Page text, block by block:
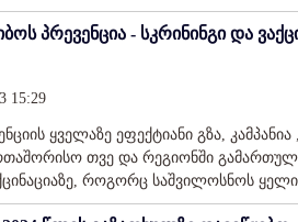
პრევენცია - სკრინინგი და
15:29
ყველაზე ეფექტიანი გზა,
თვე და რეგიონში
როგორც საშვილოსნოს